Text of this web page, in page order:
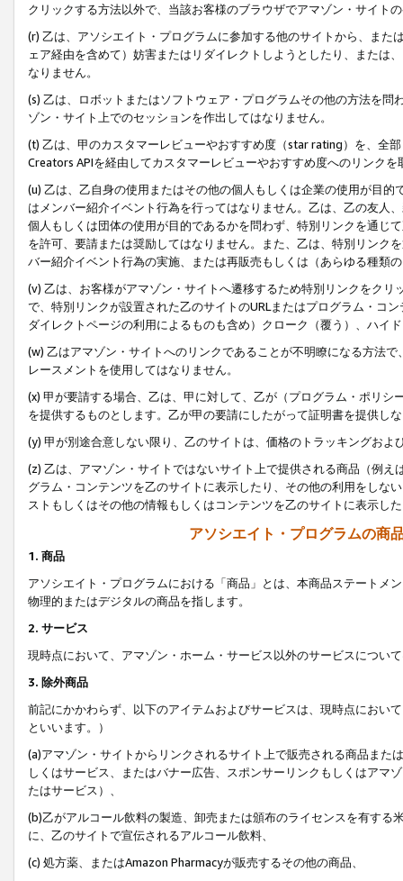
クリックする方法以外で、当該お客様のブラウザでアマゾン・サイト
(r) 乙は、アソシエイト・プログラムに参加する他のサイトから、ま
ェア経由を含めて）妨害またはリダイレクトしようとしたり、または
なりません。
(s) 乙は、ロボットまたはソフトウェア・プログラムその他の方法を
ゾン・サイト上でのセッションを作出してはなりません。
(t) 乙は、甲のカスタマーレビューやおすすめ度（star rating）を、全
Creators APIを経由してカスタマーレビューやおすすめ度へのリンクを
(u) 乙は、乙自身の使用またはその他の個人もしくは企業の使用が目
はメンバー紹介イベント行為を行ってはなりません。乙は、乙の友人
個人もしくは団体の使用が目的であるかを問わず、特別リンクを通じ
を許可、要請または奨励してはなりません。また、乙は、特別リンク
バー紹介イベント行為の実施、または再販売もしくは（あらゆる種類
(v) 乙は、お客様がアマゾン・サイトへ遷移するため特別リンクをク
で、特別リンクが設置された乙のサイトのURLまたはプログラム・コ
ダイレクトページの利用によるものも含め）クローク（覆う）、ハイ
(w) 乙はアマゾン・サイトへのリンクであることが不明瞭になる方法
レースメントを使用してはなりません。
(x) 甲が要請する場合、乙は、甲に対して、乙が（プログラム・ポリ
を提供するものとします。乙が甲の要請にしたがって証明書を提供し
(y) 甲が別途合意しない限り、乙のサイトは、価格のトラッキングお
(z) 乙は、アマゾン・サイトではないサイト上で提供される商品（例
グラム・コンテンツを乙のサイトに表示したり、その他の利用をしな
ストもしくはその他の情報もしくはコンテンツを乙のサイトに表示し
アソシエイト・プログラムの商
1. 商品
アソシエイト・プログラムにおける「商品」とは、本商品ステートメ
物理的またはデジタルの商品を指します。
2. サービス
現時点において、アマゾン・ホーム・サービス以外のサービスについ
3. 除外商品
前記にかかわらず、以下のアイテムおよびサービスは、現時点におい
といいます。）
(a)アマゾン・サイトからリンクされるサイト上で販売される商品ま
しくはサービス、またはバナー広告、スポンサーリンクもしくはアマ
たはサービス）、
(b)乙がアルコール飲料の製造、卸売または頒布のライセンスを有す
に、乙のサイトで宣伝されるアルコール飲料、
(c) 処方薬、またはAmazon Pharmacyが販売するその他の商品、